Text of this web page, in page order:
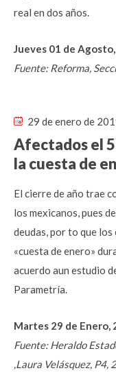
real en dos años.
Jueves 01 de
Fuente: Reforma,
29 de enero de
Afectados el
la cuesta de
El cierre de año trae
los mexicanos, pues
deudas, por to que
«cuesta de enero»
acuerdo aun estudio
Parametría.
Martes 29 de Enero,
Fuente: Heraldo
,Laura Velásquez,